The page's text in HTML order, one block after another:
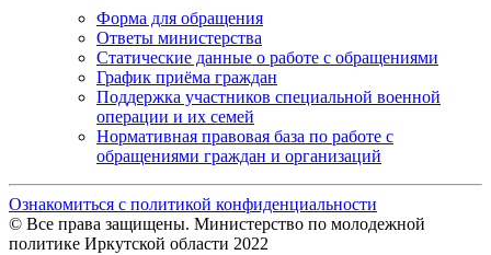
Форма для обращения
Ответы министерства
Статические данные о работе с обращениями
График приёма граждан
Поддержка участников специальной военной
операции и их семей
Нормативная правовая база по работе с
обращениями граждан и организаций
Ознакомиться с политикой конфиденциальности
© Все права защищены. Министерство по молодежной
политике Иркутской области 2022